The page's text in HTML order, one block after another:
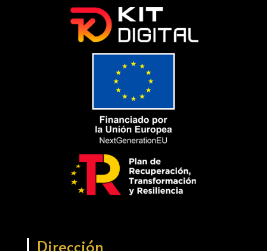
Dirección